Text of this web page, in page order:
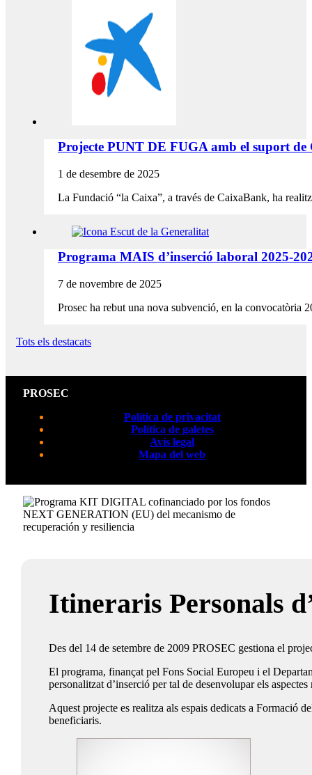
Projecte PUNT DE FUGA amb el suport
1 de desembre de 2025
La Fundació “la Caixa”, a través de CaixaBank, ha
Programa MAIS d’inserció laboral 2025-
7 de novembre de 2025
Prosec ha rebut una nova subvenció, en la convocatòria
Tots els destacats
PROSEC
Política de privacitat
Política de galetes
Avís legal
Mapa del web
Itineraris Personals
Des del 14 de setembre de 2009 PROSEC gestiona el
El programa, finançat pel Fons Social Europeu i el
personalitzat d’inserció per tal de desenvolupar els
Aquest projecte es realitza als espais dedicats a Formació
beneficiaris.